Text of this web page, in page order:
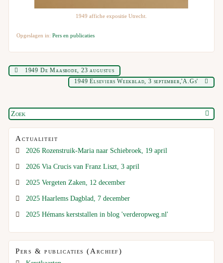
1949 affiche expositie Utrecht.
Opgeslagen in:Pers en publicaties
1949 De Maasbode, 23 augustus
1949 Elseviers Weekblad, 3 september,'A.Gs'
Actualiteit
2026 Rozenstruik-Maria naar Schiebroek, 19 april
2026 Via Crucis van Franz Liszt, 3 april
2025 Vergeten Zaken, 12 december
2025 Haarlems Dagblad, 7 december
2025 Hémans kerststallen in blog 'verderopweg.nl'
Pers & publicaties (Archief)